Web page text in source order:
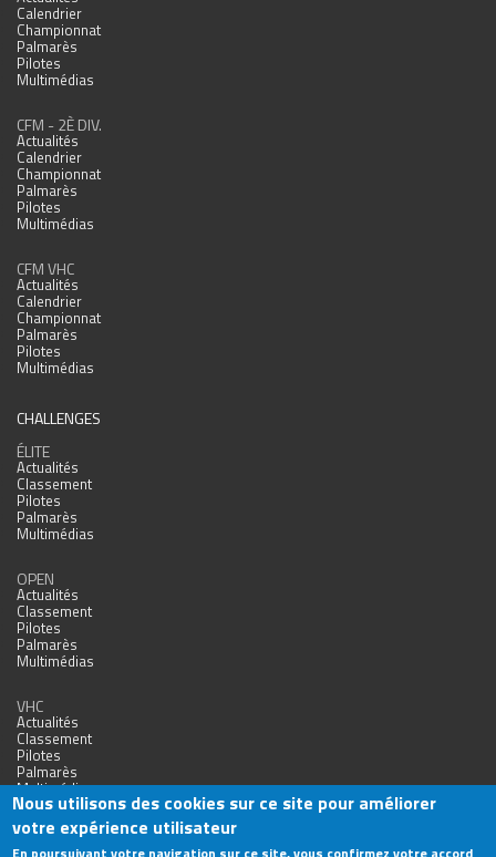
Calendrier
Championnat
Palmarès
Pilotes
Multimédias
CFM - 2È DIV.
Actualités
Calendrier
Championnat
Palmarès
Pilotes
Multimédias
CFM VHC
Actualités
Calendrier
Championnat
Palmarès
Pilotes
Multimédias
CHALLENGES
ÉLITE
Actualités
Classement
Pilotes
Palmarès
Multimédias
OPEN
Actualités
Classement
Pilotes
Palmarès
Multimédias
VHC
Actualités
Classement
Pilotes
Palmarès
Multimédias
Nous utilisons des cookies sur ce site pour améliorer
votre expérience utilisateur